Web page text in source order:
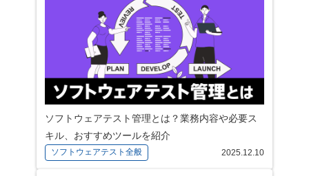
ソフトウェアテスト管理とは？業務内容や必要ス
キル、おすすめツールを紹介
ソフトウェアテスト全般 2025.12.10